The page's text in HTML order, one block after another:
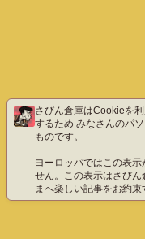
さびん倉庫はCookieを
するため みなさんのパ
ものです。
ヨーロッパではこの表
せん。この表示はさびん
まへ楽しい記事をお約束